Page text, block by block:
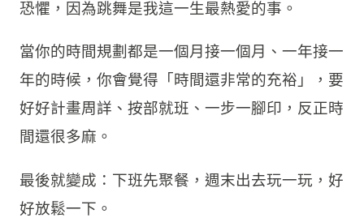
恐懼，因為跳舞是我這一生最熱愛的事。
當你的時間規劃都是一個月接一個月、一年接一
年的時候，你會覺得「時間還非常的充裕」，要
好好計畫周詳、按部就班、一步一腳印，反正時
間還很多麻。
最後就變成：下班先聚餐，週末出去玩一玩，好
好放鬆一下。